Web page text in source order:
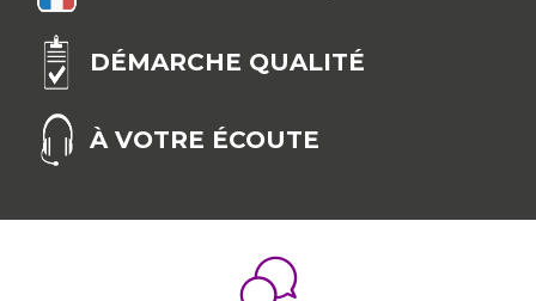
DÉMARCHE QUALITÉ
À VOTRE ÉCOUTE